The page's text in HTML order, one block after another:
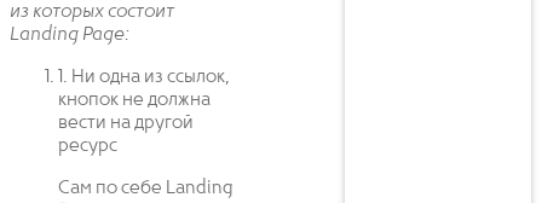
из которых состоит
Landing Page:
1. Ни одна из ссылок,
кнопок не должна
вести на другой
ресурс
Сам по себе Landing